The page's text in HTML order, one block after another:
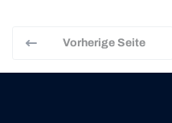
Vorherige Seite